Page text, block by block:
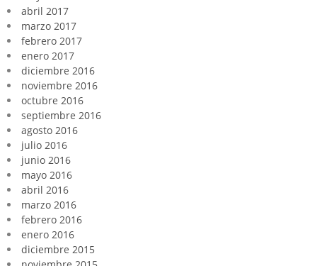
abril 2017
marzo 2017
febrero 2017
enero 2017
diciembre 2016
noviembre 2016
octubre 2016
septiembre 2016
agosto 2016
julio 2016
junio 2016
mayo 2016
abril 2016
marzo 2016
febrero 2016
enero 2016
diciembre 2015